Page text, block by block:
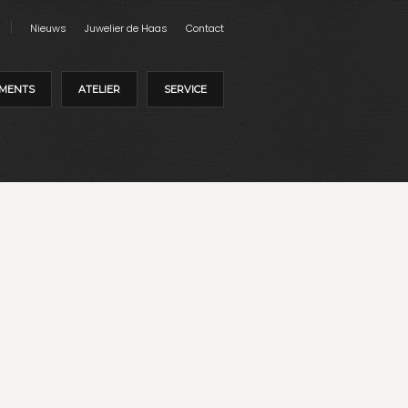
Nieuws Juwelier de Haas Contact
ATELIER SERVICE